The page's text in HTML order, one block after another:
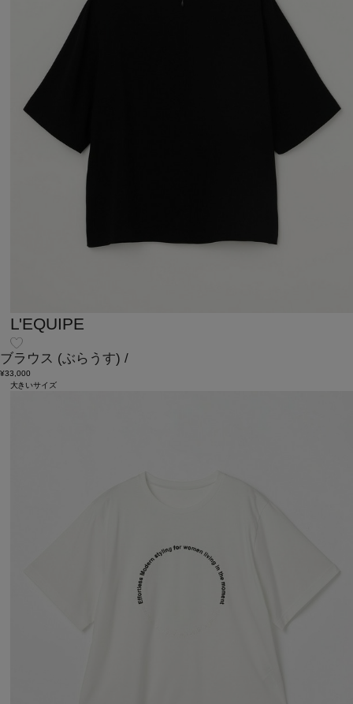
L'EQUIPE
ブラウス (ぶらうす) /
¥33,000
大きいサイズ